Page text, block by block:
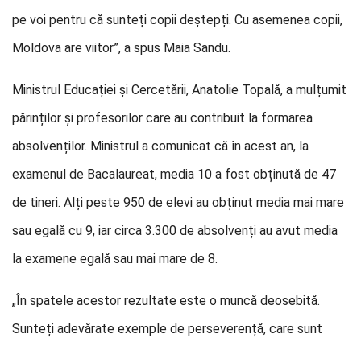
pe voi pentru că sunteți copii deștepți. Cu asemenea copii,
Moldova are viitor”, a spus Maia Sandu.
Ministrul Educației și Cercetării, Anatolie Topală, a mulțumit
părinților și profesorilor care au contribuit la formarea
absolvenților. Ministrul a comunicat că în acest an, la
examenul de Bacalaureat, media 10 a fost obținută de 47
de tineri. Alți peste 950 de elevi au obținut media mai mare
sau egală cu 9, iar circa 3.300 de absolvenți au avut media
la examene egală sau mai mare de 8.
„În spatele acestor rezultate este o muncă deosebită.
Sunteți adevărate exemple de perseverență, care sunt